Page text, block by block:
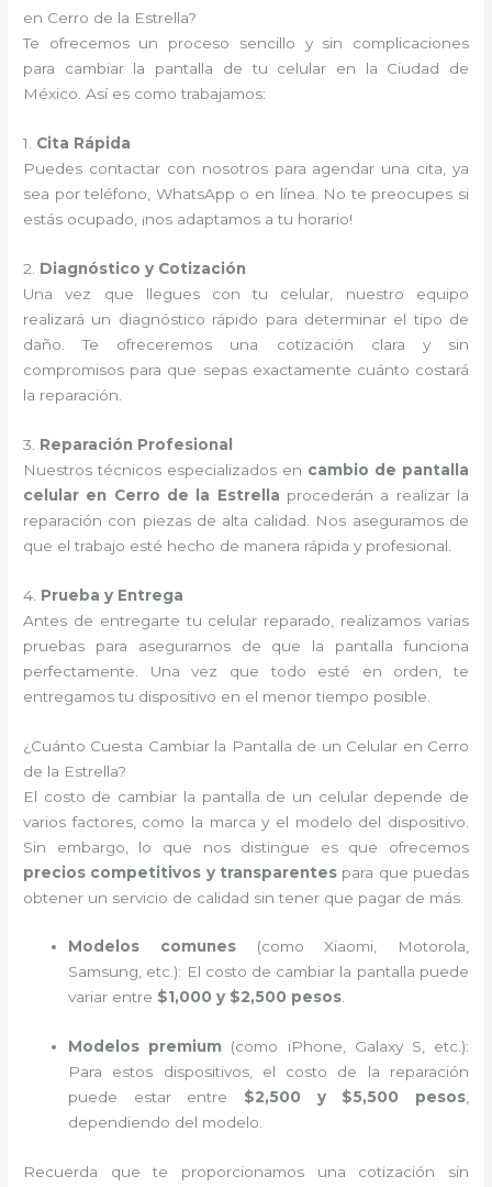
en Cerro de la Estrella?
Te ofrecemos un proceso sencillo y sin complicaciones
para cambiar la pantalla de tu celular en la Ciudad de
México. Así es como trabajamos:
1. Cita Rápida
Puedes contactar con nosotros para agendar una cita, ya
sea por teléfono, WhatsApp o en línea. No te preocupes si
estás ocupado, ¡nos adaptamos a tu horario!
2. Diagnóstico y Cotización
Una vez que llegues con tu celular, nuestro equipo
realizará un diagnóstico rápido para determinar el tipo de
daño. Te ofreceremos una cotización clara y sin
compromisos para que sepas exactamente cuánto costará
la reparación.
3. Reparación Profesional
Nuestros técnicos especializados en cambio de pantalla
celular en Cerro de la Estrella procederán a realizar la
reparación con piezas de alta calidad. Nos aseguramos de
que el trabajo esté hecho de manera rápida y profesional.
4. Prueba y Entrega
Antes de entregarte tu celular reparado, realizamos varias
pruebas para asegurarnos de que la pantalla funciona
perfectamente. Una vez que todo esté en orden, te
entregamos tu dispositivo en el menor tiempo posible.
¿Cuánto Cuesta Cambiar la Pantalla de un Celular en Cerro
de la Estrella?
El costo de cambiar la pantalla de un celular depende de
varios factores, como la marca y el modelo del dispositivo.
Sin embargo, lo que nos distingue es que ofrecemos
precios competitivos y transparentes para que puedas
obtener un servicio de calidad sin tener que pagar de más.
Modelos comunes(como Xiaomi, Motorola,
Samsung, etc.): El costo de cambiar la pantalla puede
variar entre $1,000 y $2,500 pesos.
Modelos premium (como iPhone, Galaxy S, etc.):
Para estos dispositivos, el costo de la reparación
puede estar entre $2,500 y $5,500 pesos,
dependiendo del modelo.
Recuerda que te proporcionamos una cotización sin